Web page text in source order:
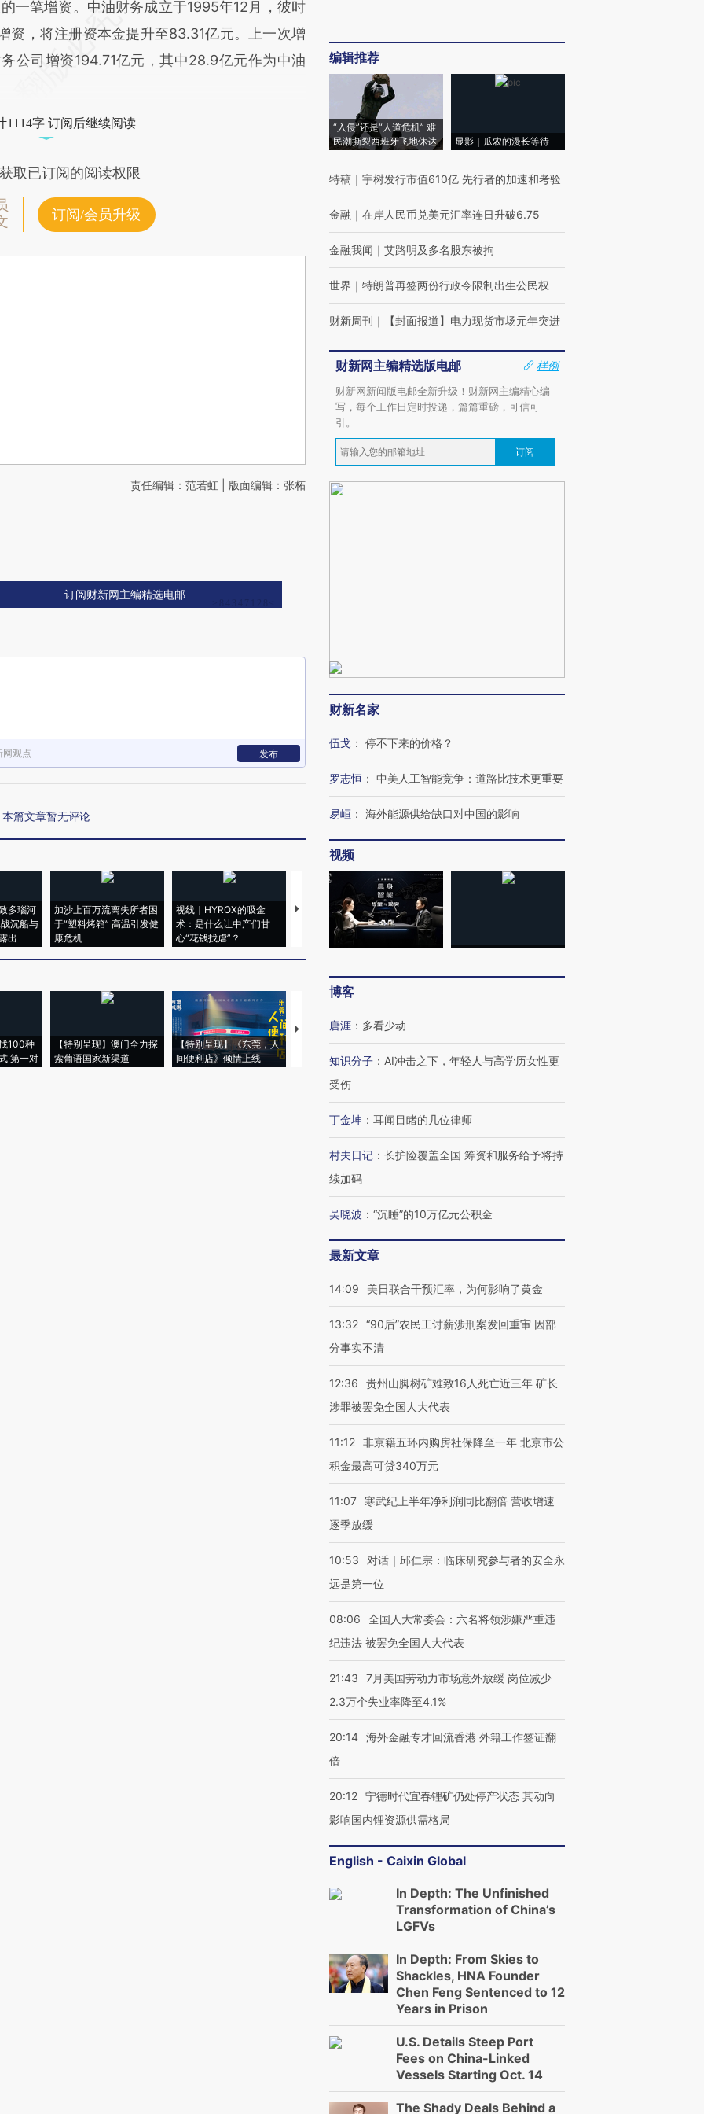
一笔增资。中油财务成立于1995年12月，彼时
资，将注册资本金提升至83.31亿元。上一次增
公司增资194.71亿元，其中28.9亿元作为中油
1114字 订阅后继续阅读
取已订阅的阅读权限
订阅/会员升级
责任编辑：范若虹 | 版面编辑：张柘
订阅财新网主编精选电邮
网观点 发布
本篇文章暂无评论
多瑙河
沉船与
出
加沙上百万流离失所者困
于“塑料烤箱” 高温引发健
康危机
视线｜HYROX的吸金
术：是什么让中产们甘
心“花钱找虐”？
马航飞行员跨国走私7万
粒摇头丸 尿检体内含3种
视线｜被称为“蟑螂”的印
度Z世代 用街头抗争将教
育部长拱下台
100种
·第一对
【特别呈现】澳门全力探
索葡语国家新渠道
【特别呈现】《东莞，人
间便利店》倾情上线
【推广】走进第四届链博
会，让数智科技“链”接产
【特别呈现】寻找100种
有意思的生活方式·第三对
CFO：不靠规模取胜，华
住三大增长引擎是什么？
编辑推荐
“入侵”还是“人道危机” 难
民潮撕裂西班牙飞地休达
显影｜瓜农的漫长等待
特稿 ｜ 宇树发行市值610亿 先行者的加速和考验
金融 ｜ 在岸人民币兑美元汇率连日升破6.75
金融我闻 ｜ 艾路明及多名股东被拘
世界 ｜ 特朗普再签两份行政令限制出生公民权
财新周刊 ｜ 【封面报道】电力现货市场元年突进
财新网主编精选版电邮
样例
财新网新闻版电邮全新升级！财新网主编精心编
写，每个工作日定时投递，篇篇重磅，可信可
引。
订阅
财新名家
伍戈 ： 停不下来的价格？
罗志恒 ： 中美人工智能竞争：道路比技术更重要
易峘 ： 海外能源供给缺口对中国的影响
视频
博客
唐涯 ： 多看少动
知识分子 ： AI冲击之下，年轻人与高学历女性更
受伤
丁金坤 ： 耳闻目睹的几位律师
村夫日记 ： 长护险覆盖全国 筹资和服务给予将持
续加码
吴晓波 ： “沉睡”的10万亿元公积金
最新文章
14:09 美日联合干预汇率，为何影响了黄金
13:32 “90后”农民工讨薪涉刑案发回重审 因部
分事实不清
12:36
贵州山脚树矿难致16人死亡近三年 矿长
涉罪被罢免全国人大代表
11:12 非京籍五环内购房社保降至一年 北京市公
积金最高可贷340万元
11:07
寒武纪上半年净利润同比翻倍 营收增速
逐季放缓
10:53
对话｜邱仁宗：临床研究参与者的安全永
远是第一位
08:06
全国人大常委会：六名将领涉嫌严重违
纪违法 被罢免全国人大代表
21:43
7月美国劳动力市场意外放缓 岗位减少
2.3万个失业率降至4.1%
20:14 海外金融专才回流香港 外籍工作签证翻
倍
20:12 宁德时代宜春锂矿仍处停产状态 其动向
影响国内锂资源供需格局
English - Caixin Global
In Depth: The Unfinished
Transformation of China’s
LGFVs
In Depth: From Skies to
Shackles, HNA Founder
Chen Feng Sentenced to 12
Years in Prison
U.S. Details Steep Port
Fees on China-Linked
Vessels Starting Oct. 14
The Shady Deals Behind a